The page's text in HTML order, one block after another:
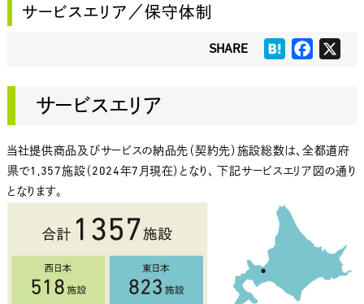
サービスエリア／保守体制
Hatena
サービスエリア
当社提供商品及びサービスの納品先（契約先）施設総数は、全都道府
県で1,357施設（2024年7月現在）となり、 下記サービスエリア図の通り
となります。